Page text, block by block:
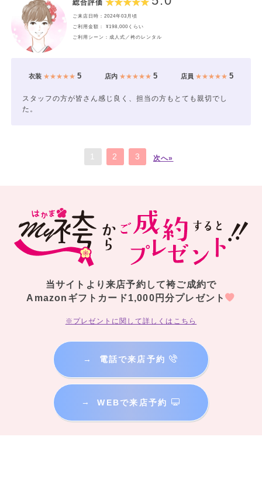
総合評価
ご来店日時：2024年03月頃
ご利用金額： ¥198,000くらい
ご利用シーン：成人式／袴のレンタル
衣装★★★★★ 5 店内★★★★★ 5 店員 ★★★★★5
スタッフの方が皆さん感じ良く、担当の方もとても親切でし
た。
2 3 次へ»
当サイトより来店予約して袴ご成約で
Amazonギフトカード1,000円分プレゼント
※プレゼントに関して詳しくはこちら
→ 電話で来店予約
→ WEBで来店予約